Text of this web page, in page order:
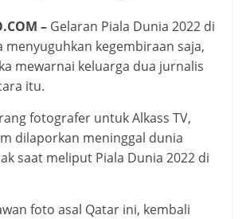
– Gelaran Piala Dunia 2022 di
menyuguhkan kegembiraan saja,
mewarnai keluarga dua jurnalis
itu.
fotografer untuk Alkass TV,
dilaporkan meninggal dunia
saat meliput Piala Dunia 2022 di
foto asal Qatar ini, kembali